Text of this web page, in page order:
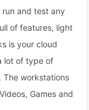
and test any
of features, light
is your cloud
lot of type of
The workstations
Games and